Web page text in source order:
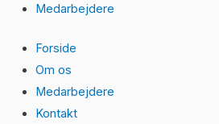
Medarbejdere
Forside
Om os
Medarbejdere
Kontakt